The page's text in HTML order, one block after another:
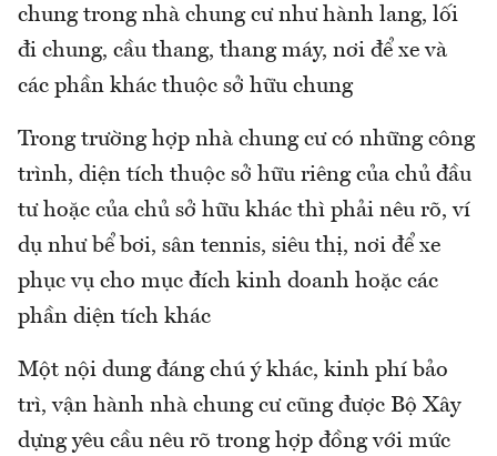
chung trong nhà chung cư như hành lang, lối
đi chung, cầu thang, thang máy, nơi để xe và
các phần khác thuộc sở hữu chung
Trong trường hợp nhà chung cư có những công
trình, diện tích thuộc sở hữu riêng của chủ đầu
tư hoặc của chủ sở hữu khác thì phải nêu rõ, ví
dụ như bể bơi, sân tennis, siêu thị, nơi để xe
phục vụ cho mục đích kinh doanh hoặc các
phần diện tích khác
Một nội dung đáng chú ý khác, kinh phí bảo
trì, vận hành nhà chung cư cũng được Bộ Xây
dựng yêu cầu nêu rõ trong hợp đồng với mức